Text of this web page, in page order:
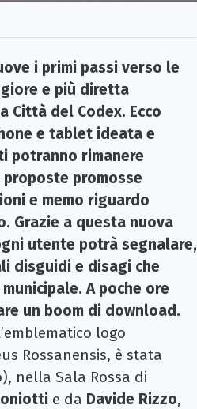
i primi passi verso le
e più diretta
Città del Codex. Ecco
e tablet ideata e
potranno rimanere
promosse
e memo riguardo
Grazie a questa nuova
utente potrà segnalare,
disguidi e disagi che
A poche ore
un boom di download.
logo
Rossanensis, è stata
nella Sala Rossa di
e da Davide Rizzo,